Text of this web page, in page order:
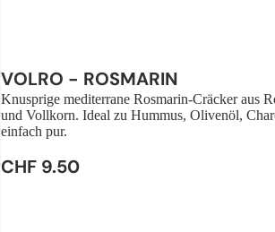
VOLRO - ROSMARIN
Knusprige mediterrane Rosmarin-Cräcker aus
und Vollkorn. Ideal zu Hummus, Olivenöl,
einfach pur.
CHF 9.50